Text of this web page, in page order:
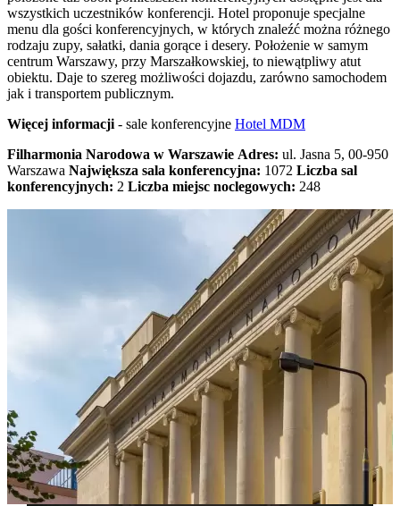
wszystkich uczestników konferencji. Hotel proponuje specjalne
menu dla gości konferencyjnych, w których znaleźć można różnego
rodzaju zupy, sałatki, dania gorące i desery. Położenie w samym
centrum Warszawy, przy Marszałkowskiej, to niewątpliwy atut
obiektu. Daje to szereg możliwości dojazdu, zarówno samochodem
jak i transportem publicznym.
Więcej informacji - sale konferencyjne Hotel MDM
Filharmonia Narodowa w Warszawie Adres: ul. Jasna 5, 00-950
Warszawa Największa sala konferencyjna: 1072 Liczba sal
konferencyjnych: 2 Liczba miejsc noclegowych: 248